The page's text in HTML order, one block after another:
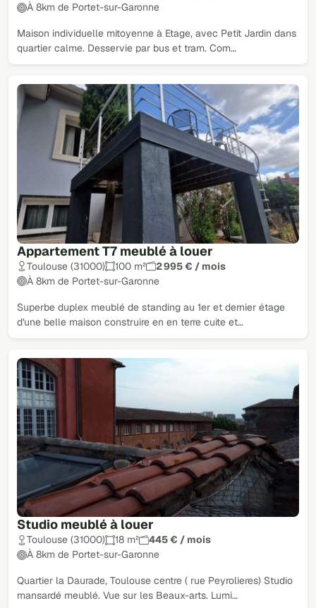
À 8km de Portet-sur-Garonne
Maison individuelle mitoyenne à Etage, avec Petit Jardin dans
quartier calme. Desservie par bus et tram. Com…
Appartement T7 meublé à louer
Toulouse (31000) 100 m²
2 995 € / mois
À 8km de Portet-sur-Garonne
Superbe duplex meublé de standing au 1er et dernier étage
d'une belle maison construire en en terre cuite et…
Studio meublé à louer
Toulouse (31000) 18 m²
445 € / mois
À 8km de Portet-sur-Garonne
Quartier la Daurade, Toulouse centre ( rue Peyrolieres) Studio
mansardé meublé. Vue sur les Beaux-arts. Lumi…